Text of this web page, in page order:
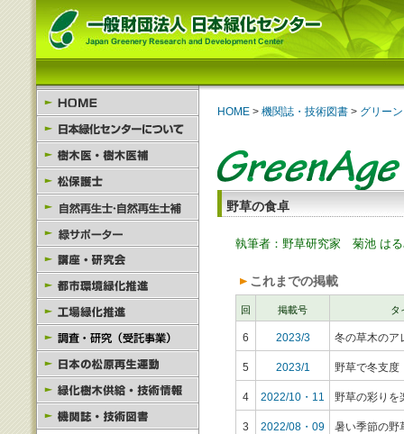
HOME > 機関誌・技術図書 > グリー
野草の食卓
執筆者：野草研究家 菊池 は
これまでの掲載
回 掲載号 タ
6 2023/3 冬の草木のア
5 2023/1 野草で冬支度
4 2022/10・11 野草の彩りを
3 2022/08・09 暑い季節の